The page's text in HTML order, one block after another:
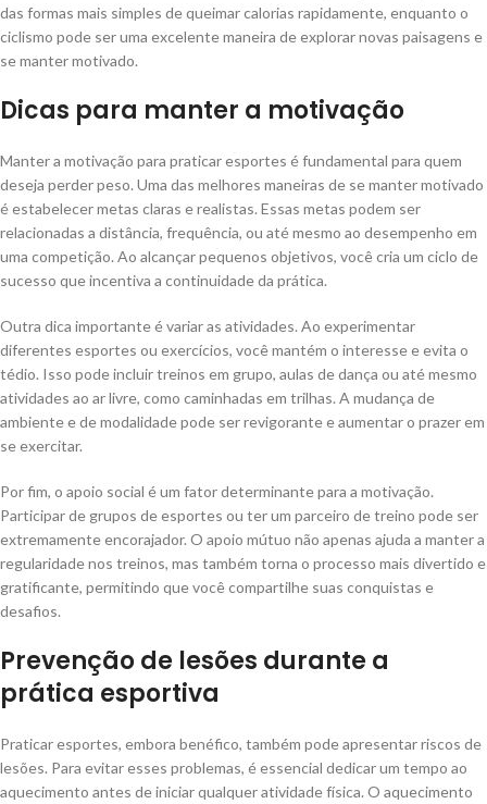
das formas mais simples de queimar calorias rapidamente, enquanto o
ciclismo pode ser uma excelente maneira de explorar novas paisagens e
se manter motivado.
Dicas para manter a motivação
Manter a motivação para praticar esportes é fundamental para quem
deseja perder peso. Uma das melhores maneiras de se manter motivado
é estabelecer metas claras e realistas. Essas metas podem ser
relacionadas a distância, frequência, ou até mesmo ao desempenho em
uma competição. Ao alcançar pequenos objetivos, você cria um ciclo de
sucesso que incentiva a continuidade da prática.
Outra dica importante é variar as atividades. Ao experimentar
diferentes esportes ou exercícios, você mantém o interesse e evita o
tédio. Isso pode incluir treinos em grupo, aulas de dança ou até mesmo
atividades ao ar livre, como caminhadas em trilhas. A mudança de
ambiente e de modalidade pode ser revigorante e aumentar o prazer em
se exercitar.
Por fim, o apoio social é um fator determinante para a motivação.
Participar de grupos de esportes ou ter um parceiro de treino pode ser
extremamente encorajador. O apoio mútuo não apenas ajuda a manter a
regularidade nos treinos, mas também torna o processo mais divertido e
gratificante, permitindo que você compartilhe suas conquistas e
desafios.
Prevenção de lesões durante a
prática esportiva
Praticar esportes, embora benéfico, também pode apresentar riscos de
lesões. Para evitar esses problemas, é essencial dedicar um tempo ao
aquecimento antes de iniciar qualquer atividade física. O aquecimento